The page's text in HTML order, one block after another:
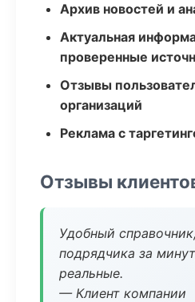
Архив новостей и
Актуальная
проверенные
Отзывы
организаций
Реклама с
Отзывы
Удобный
подрядчика за
реальные.
— Клиент компании